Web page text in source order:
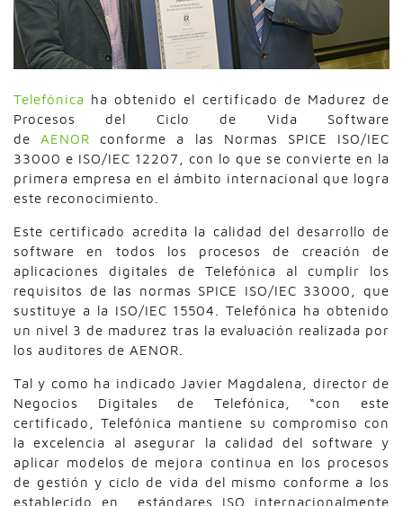
Telefónica ha obtenido el certificado de Madurez de
Procesos del Ciclo de Vida Software
deAENOR conforme a las Normas SPICE ISO/IEC
33000 e ISO/IEC 12207, con lo que se convierte en la
primera empresa en el ámbito internacional que logra
este reconocimiento.
Este certificado acredita la calidad del desarrollo de
software en todos los procesos de creación de
aplicaciones digitales de Telefónica al cumplir los
requisitos de las normas SPICE ISO/IEC 33000, que
sustituye a la ISO/IEC 15504. Telefónica ha obtenido
un nivel 3 de madurez tras la evaluación realizada por
los auditores de AENOR.
Tal y como ha indicado Javier Magdalena, director de
Negocios Digitales de Telefónica, “con este
certificado, Telefónica mantiene su compromiso con
la excelencia al asegurar la calidad del software y
aplicar modelos de mejora continua en los procesos
de gestión y ciclo de vida del mismo conforme a los
establecido en estándares ISO internacionalmente